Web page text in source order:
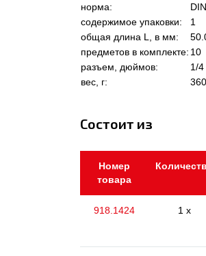
норма:
содержимое упаковки:
1
общая длина L, в мм:
предметов в комплекте: 10
разъем, дюймов:
1/4
вес, г:
360
Состоит из
Номер
товара
918.1424 1 x